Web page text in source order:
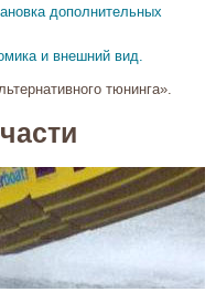
дополнительных
и внешний вид.
тюнинга».